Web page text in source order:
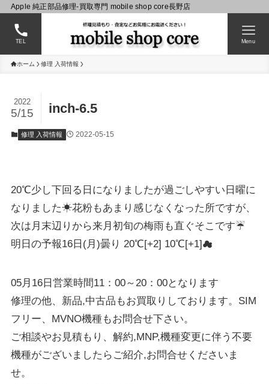
Apple 純正部品修理-買取専門 mobile shop core長野店
TEL Menu
ホーム 修理 入荷情報
inch-6.5
2022
5/15
修理 入荷情報 2022-05-15
20℃少し下回る日になりましたが過ごしやすい日曜に
なりました☀花粉もあまり感じなくなった所ですが、
次は月末辺りから来月初旬の梅雨も直ぐそこです☔
明日の予報16日(月)曇り 20℃[+2] 10℃[+1]☁
05月16日営業時間11：00～20：00となります
修理の他、新品,中古品もお買取りしております。SIM
フリー、MVNO機種もお問合せ下さい。
ご相談やお見積もり、解約,MNP,機種変更に伴う不要
機種がございましたらご紹介,お問合せくださいま
せ。